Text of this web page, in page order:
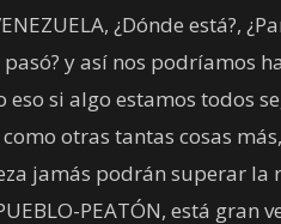
¿Dónde está?,
y así nos podríamos
si algo estamos todos
otras tantas cosas
jamás podrán superar la
PEATÓN, está gran